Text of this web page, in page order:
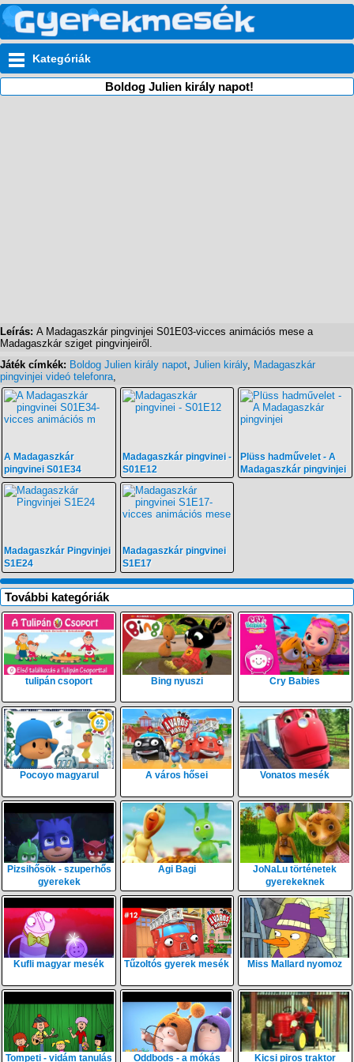
Kategóriák
Boldog Julien király napot!
Leírás: A Madagaszkár pingvinjei S01E03-vicces animációs mese a
Madagaszkár sziget pingvinjeiről.
Játék címkék: Boldog Julien király napot, Julien király, Madagaszkár
pingvinjei videó telefonra,
A Madagaszkár
pingvinei S01E34
Madagaszkár pingvinei -
S01E12
Plüss hadművelet - A
Madagaszkár pingvinjei
Madagaszkár Pingvinjei
S1E24
Madagaszkár pingvinei
S1E17
További kategóriák
tulipán csoport Bing nyuszi Cry Babies
Pocoyo magyarul A város hősei Vonatos mesék
Pizsihősök - szuperhős
gyerekek
Agi Bagi
JoNaLu történetek
gyerekeknek
Kufli magyar mesék Tűzoltós gyerek mesék Miss Mallard nyomoz
Tompeti - vidám tanulás Oddbods - a mókás Kicsi piros traktor